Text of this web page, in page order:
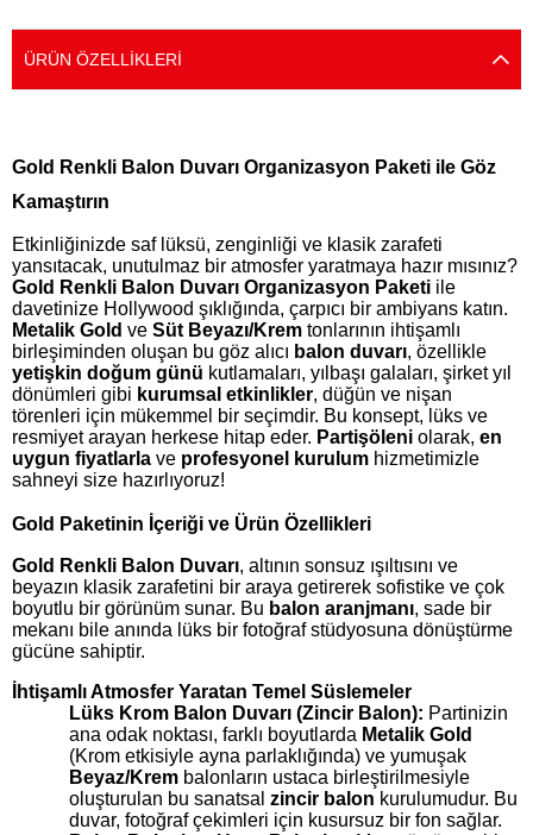
ÜRÜN ÖZELLIKLERI
Gold Renkli Balon Duvarı Organizasyon Paketi ile Göz
Kamaştırın
Etkinliğinizde saf lüksü, zenginliği ve klasik zarafeti
yansıtacak, unutulmaz bir atmosfer yaratmaya hazır mısınız?
Gold Renkli Balon Duvarı Organizasyon Paketi ile
davetinize Hollywood şıklığında, çarpıcı bir ambiyans katın.
Metalik Gold ve Süt Beyazı/Krem tonlarının ihtişamlı
birleşiminden oluşan bu göz alıcı balon duvarı, özellikle
yetişkin doğum günü kutlamaları, yılbaşı galaları, şirket yıl
dönümleri gibi kurumsal etkinlikler, düğün ve nişan
törenleri için mükemmel bir seçimdir. Bu konsept, lüks ve
resmiyet arayan herkese hitap eder. Partişöleni olarak, en
uygun fiyatlarla ve profesyonel kurulum hizmetimizle
sahneyi size hazırlıyoruz!
Gold Paketinin İçeriği ve Ürün Özellikleri
Gold Renkli Balon Duvarı, altının sonsuz ışıltısını ve
beyazın klasik zarafetini bir araya getirerek sofistike ve çok
boyutlu bir görünüm sunar. Bu balon aranjmanı, sade bir
mekanı bile anında lüks bir fotoğraf stüdyosuna dönüştürme
gücüne sahiptir.
İhtişamlı Atmosfer Yaratan Temel Süslemeler
Lüks Krom Balon Duvarı (Zincir Balon): Partinizin
ana odak noktası, farklı boyutlarda Metalik Gold
(Krom etkisiyle ayna parlaklığında) ve yumuşak
Beyaz/Krem balonların ustaca birleştirilmesiyle
oluşturulan bu sanatsal zincir balon kurulumudur. Bu
duvar, fotoğraf çekimleri için kusursuz bir fon sağlar.